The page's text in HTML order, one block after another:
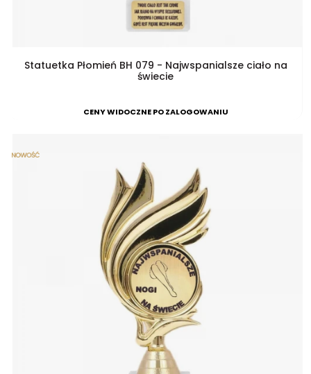
Statuetka Płomień BH 079 - Najwspanialsze ciało na
świecie
CENY WIDOCZNE PO ZALOGOWANIU